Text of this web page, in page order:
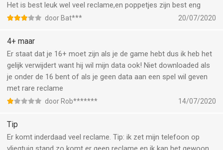
Het is best leuk wel veel reclame,en poppetjes zijn best eng
door Bat*** 20/07/2020
4+ maar
Er staat dat je 16+ moet zijn als je de game hebt dus ik heb het
gelijk verwijdert want hij wil mijn data ook! Niet downloaded als
je onder de 16 bent of als je geen data aan een spel wil geven
met rare reclame
door Rob******* 14/07/2020
Tip
Er komt inderdaad veel reclame. Tip: ik zet mijn telefoon op